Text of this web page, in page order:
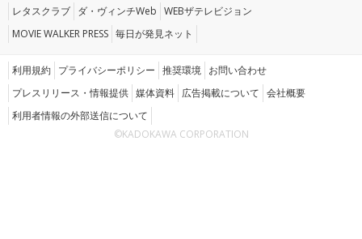
レタスクラブ ダ・ヴィンチWeb WEBザテレビジョン
MOVIE WALKER PRESS 毎日が発見ネット
利用規約 プライバシーポリシー 推奨環境 お問い合わせ
プレスリリース・情報提供 媒体資料 広告掲載について 会社概要
利用者情報の外部送信について
©KADOKAWA CORPORATION